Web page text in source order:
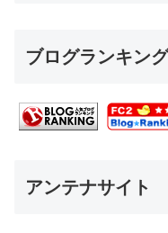
ブログランキン
アンテナサイト